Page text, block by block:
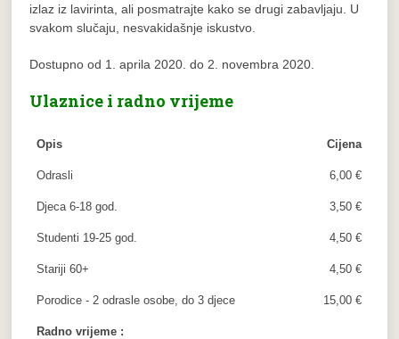
izlaz iz lavirinta, ali posmatrajte kako se drugi zabavljaju. U
svakom slučaju, nesvakidašnje iskustvo.
Dostupno od 1. aprila 2020. do 2. novembra 2020.
Ulaznice i radno vrijeme
Opis Cijena
Odrasli 6,00 €
Djeca 6-18 god. 3,50 €
Studenti 19-25 god. 4,50 €
Stariji 60+ 4,50 €
Porodice - 2 odrasle osobe, do 3 djece 15,00 €
Radno vrijeme :